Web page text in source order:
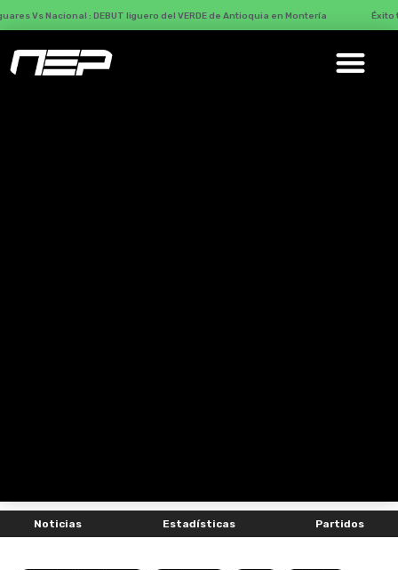
: DEBUT liguero del VERDE de Antioquia en Montería Éxito total con
Noticias Estadísticas Partidos